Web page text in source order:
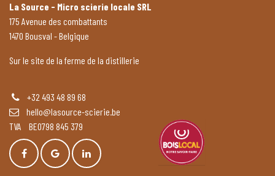
La Source - Micro scierie locale SRL
175 Avenue des combattants
1470 Bousval - Belgique
Sur le site de la ferme de la distillerie
+32 493 48 89 68
hello@lasource-scierie.be
TVA BE0798 845 379